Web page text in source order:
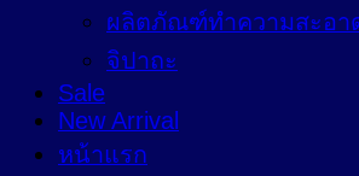
ผลิตภัณฑ์ทำความสะอา
จิปาถะ
Sale
New Arrival
หน้าแรก